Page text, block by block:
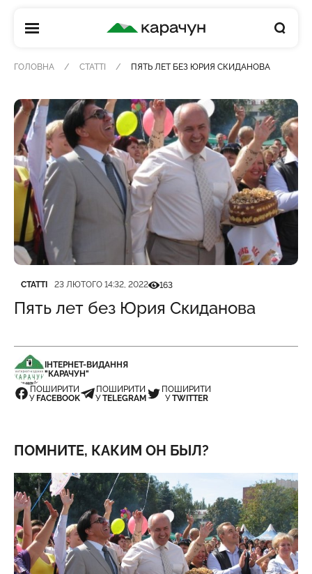
КАРАЧУН
ГОЛОВНА СТАТТІ ПЯТЬ ЛЕТ БЕЗ ЮРИЯ СКИДАНОВА
Категорія
СТАТТІ
Дата публікації
23 ЛЮТОГО 14:32, 2022Кількість переглядів
163
Пять лет без Юрия Скиданова
ІНТЕРНЕТ-ВИДАННЯ
"КАРАЧУН"
ПОШИРИТИ
У FACEBOOK
ПОШИРИТИ
УTELEGRAM
ПОШИРИТИ
УTWITTER
ПОМНИТЕ, КАКИМ ОН БЫЛ?